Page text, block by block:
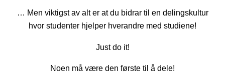
… Men viktigst av alt er at du bidrar til en delingskultur
hvor studenter hjelper hverandre med studiene!
Just do it!
Noen må være den første til å dele!